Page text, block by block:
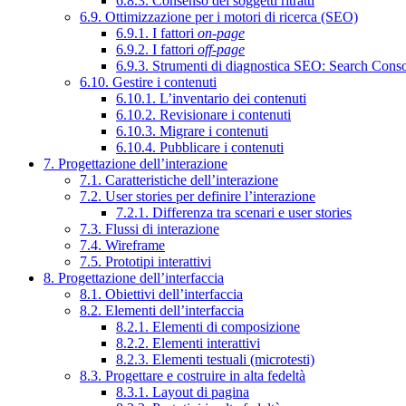
6.9. Ottimizzazione per i motori di ricerca (SEO)
6.9.1. I fattori on-page
6.9.2. I fattori off-page
6.9.3. Strumenti di diagnostica SEO: Search
6.10. Gestire i contenuti
6.10.1. L’inventario dei contenuti
6.10.2. Revisionare i contenuti
6.10.3. Migrare i contenuti
6.10.4. Pubblicare i contenuti
7. Progettazione dell’interazione
7.1. Caratteristiche dell’interazione
7.2. User stories per definire l’interazione
7.2.1. Differenza tra scenari e user stories
7.3. Flussi di interazione
7.4. Wireframe
7.5. Prototipi interattivi
8. Progettazione dell’interfaccia
8.1. Obiettivi dell’interfaccia
8.2. Elementi dell’interfaccia
8.2.1. Elementi di composizione
8.2.2. Elementi interattivi
8.2.3. Elementi testuali (microtesti)
8.3. Progettare e costruire in alta fedeltà
8.3.1. Layout di pagina